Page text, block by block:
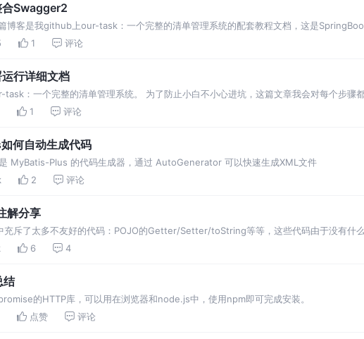
Swagger2
博客是我github上our-task：一个完整的清单管理系统的配套教程文档，这是
1 评论
行详细文档
task：一个完整的清单管理系统。 为了防止小白不小心进坑，这篇文章我会对每个步骤
1 评论
何自动生成代码
MyBatis-Plus 的代码生成器，通过 AutoGenerator 可以快速生成XML文件
2 评论
解分享
充斥了太多不友好的代码：POJO的Getter/Setter/toString等等，这些代码由于没有什
6 4
结
的HTTP库，可以用在浏览器和node.js中，使用npm即可完成安装。
点赞 评论